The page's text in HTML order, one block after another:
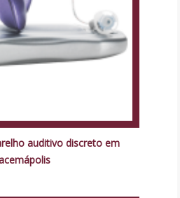
auditivo discreto em